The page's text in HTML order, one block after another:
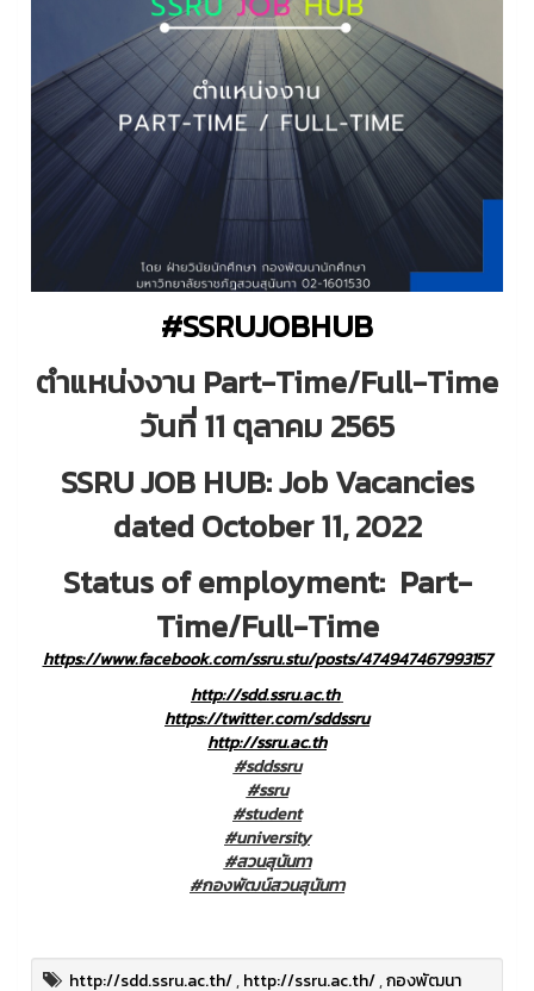
#SSRUJOBHUB
ตำแหน่งงาน Part-Time/Full-Time
วันที่ 11 ตุลาคม 2565
SSRU JOB HUB: Job Vacancies
dated October 11, 2022
Status of employment: Part-
Time/Full-Time
https://www.facebook.com/ssru.stu/posts/474947467993157
http://sdd.ssru.ac.th
https://twitter.com/sddssru
http://ssru.ac.th
#sddssru
#ssru
#student
#university
#สวนสุนันทา
#กองพัฒน์สวนสุนันทา
http://sdd.ssru.ac.th/,http://ssru.ac.th/,กองพัฒนา